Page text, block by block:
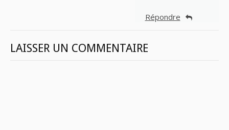
Répondre
LAISSER UN COMMENTAIRE